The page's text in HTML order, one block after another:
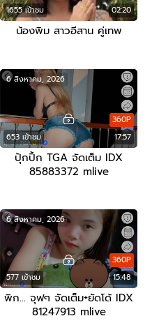
1655 เข้าชม 02:20
น้องพิม สาวอีสาน คู่เทพ
653 เข้าชม 17:57
360P
6 สิงหาคม, 2026
ปุ้กปิ้ก TGA จัดเต็ม IDX
85883372 mlive
577 เข้าชม 15:48
360P
6 สิงหาคม, 2026
พิก… จุฟๆ จัดเต็ม+ยัดโด้ IDX
81247913 mlive